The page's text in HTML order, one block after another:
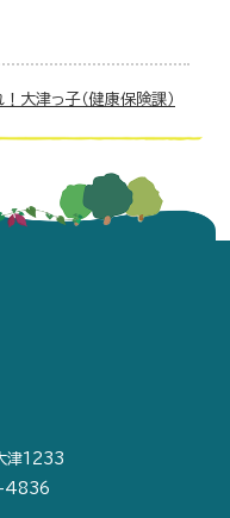
大津っ子（健康保険課）
津1233
4836